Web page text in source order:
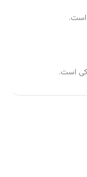
است.
است.